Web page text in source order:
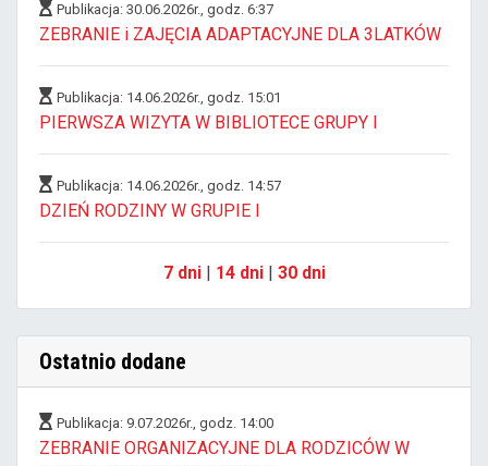
Publikacja: 30.06.2026r., godz. 6:37
ZEBRANIE i ZAJĘCIA ADAPTACYJNE DLA 3LATKÓW
Publikacja: 14.06.2026r., godz. 15:01
PIERWSZA WIZYTA W BIBLIOTECE GRUPY I
Publikacja: 14.06.2026r., godz. 14:57
DZIEŃ RODZINY W GRUPIE I
7 dni| 14 dni| 30 dni
Ostatnio dodane
Publikacja: 9.07.2026r., godz. 14:00
ZEBRANIE ORGANIZACYJNE DLA RODZICÓW W